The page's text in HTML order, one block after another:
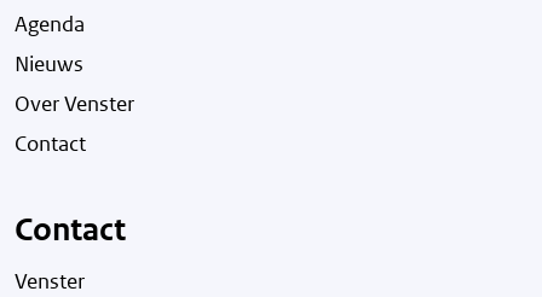
Agenda
Nieuws
Over Venster
Contact
Contact
Venster